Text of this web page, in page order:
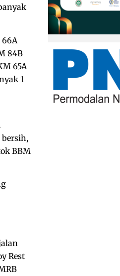
66A
84B
65A
1
BBM
Rest